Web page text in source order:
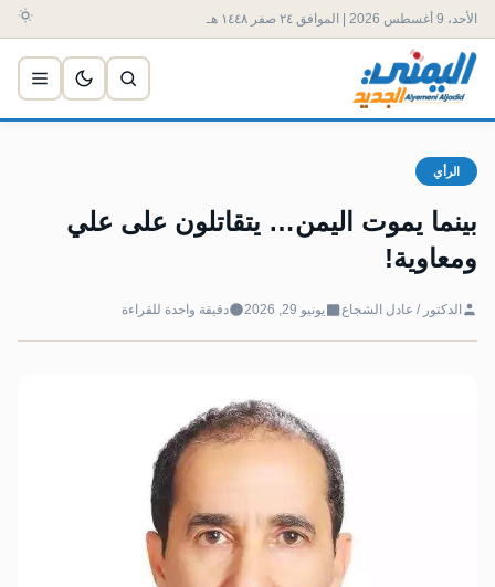
الأحد، 9 أغسطس 2026 | الموافق ٢٤ صفر ١٤٤٨ هـ
الرأي
بينما يموت اليمن… يتقاتلون على علي
ومعاوية!
الدكتور / عادل الشجاع يونيو 29, 2026 دقيقة واحدة للقراءة